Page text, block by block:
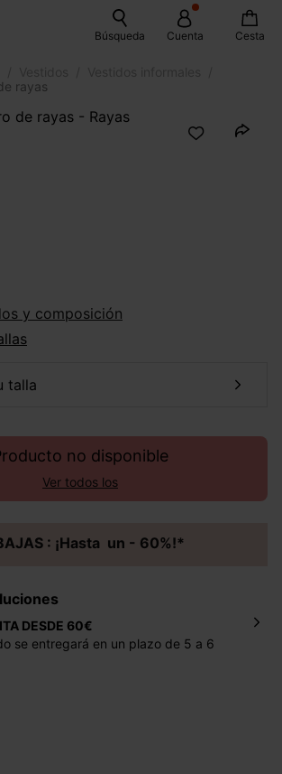
Búsqueda Cuenta Cesta
rayas
de rayas - Rayas
y composición
talla
no disponible
Ver todos los
: ¡Hasta un - 60%!*
DESDE 60€
se entregará en un plazo de 5 a 6